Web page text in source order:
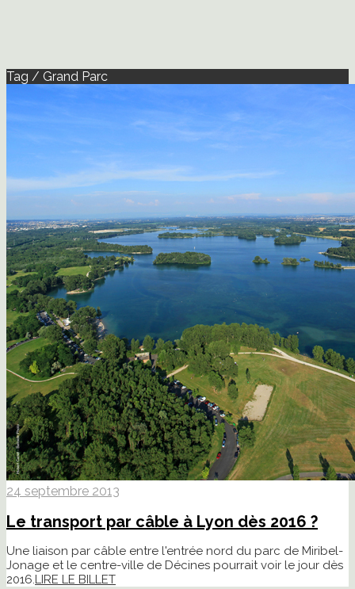
Tag / Grand Parc
24 septembre 2013
Le transport par câble à Lyon dès 2016 ?
Une liaison par câble entre l'entrée nord du parc de Miribel-
Jonage et le centre-ville de Décines pourrait voir le jour dès
2016.LIRE LE BILLET